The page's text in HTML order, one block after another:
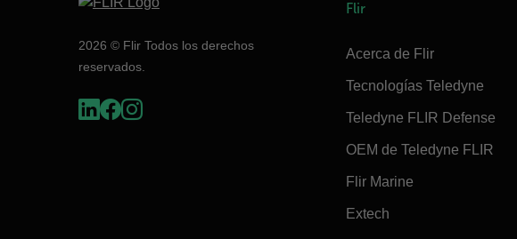
2026 © Flir Todos los derechos
reservados.
Flir
Acerca de Flir
Tecnologías Teledyne
Teledyne FLIR Defense
OEM de Teledyne FLIR
Flir Marine
Extech